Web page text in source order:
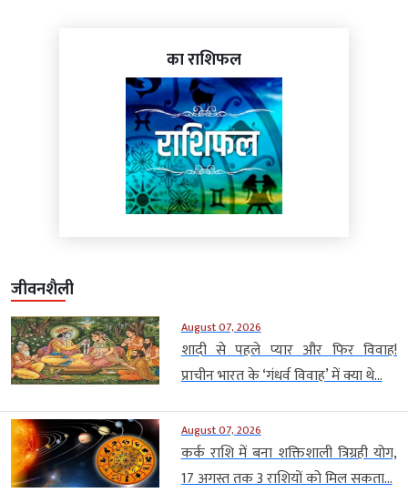
का राशिफल
जीवनशैली
August 07, 2026
शादी से पहले प्यार और फिर विवाह!
प्राचीन भारत के ‘गंधर्व विवाह’ में क्या थे...
August 07, 2026
कर्क राशि में बना शक्तिशाली त्रिग्रही योग,
17 अगस्त तक 3 राशियों को मिल सकता...